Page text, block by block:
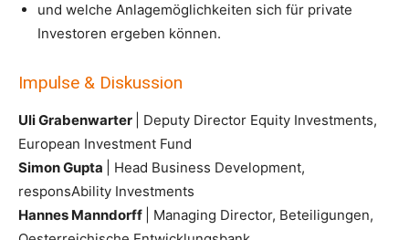
und welche Anlagemöglichkeiten sich für private
Investoren ergeben können.
Impulse & Diskussion
Uli Grabenwarter
| Deputy Director Equity Investments,
European Investment Fund
Simon Gupta
| Head Business Development,
responsAbility Investments
Hannes Manndorff
| Managing Director, Beteiligungen,